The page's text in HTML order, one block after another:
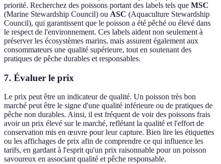
priorité. Recherchez des poissons portant des labels tels que MSC
(Marine Stewardship Council) ou ASC (Aquaculture Stewardship
Council), qui garantissent que le poisson a été pêché ou élevé dans
le respect de l'environnement. Ces labels aident non seulement à
préserver les écosystèmes marins, mais assurent également aux
consommateurs une qualité supérieure, tout en soutenant des
pratiques de pêche durables et responsables.
7. Évaluer le prix
Le prix peut être un indicateur de qualité. Un poisson très bon
marché peut être le signe d'une qualité inférieure ou de pratiques de
pêche non durables. Ainsi, il est fréquent de voir des poissons frais
avoir un prix élevé sur le marché, reflétant la qualité et l'effort de
conservation mis en œuvre pour leur capture. Bien lire les étiquettes
ou les affichages de prix afin de comprendre ce qui influence les
tarifs, en gardant à l'esprit qu'un prix raisonnable pour un poisson
savoureux en associant qualité et pêche responsable.